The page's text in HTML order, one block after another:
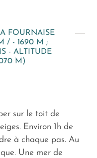
FOURNAISE
/ - 1690 M ;
- ALTITUDE
M)
sur le toit de
Environ 1h de
à chaque pas. Au
Une mer de